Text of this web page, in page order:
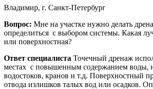
Владимир, г. Санкт-Петербург
Вопрос: Мне на участке нужно делать
определиться с выбором системы. Какая
или поверхностная?
Ответ специалиста Точечный дренаж
местах с повышенным содержанием воды,
водостоков, кранов и т.д. Поверхностный
отвода излишков талых вод или осадков.